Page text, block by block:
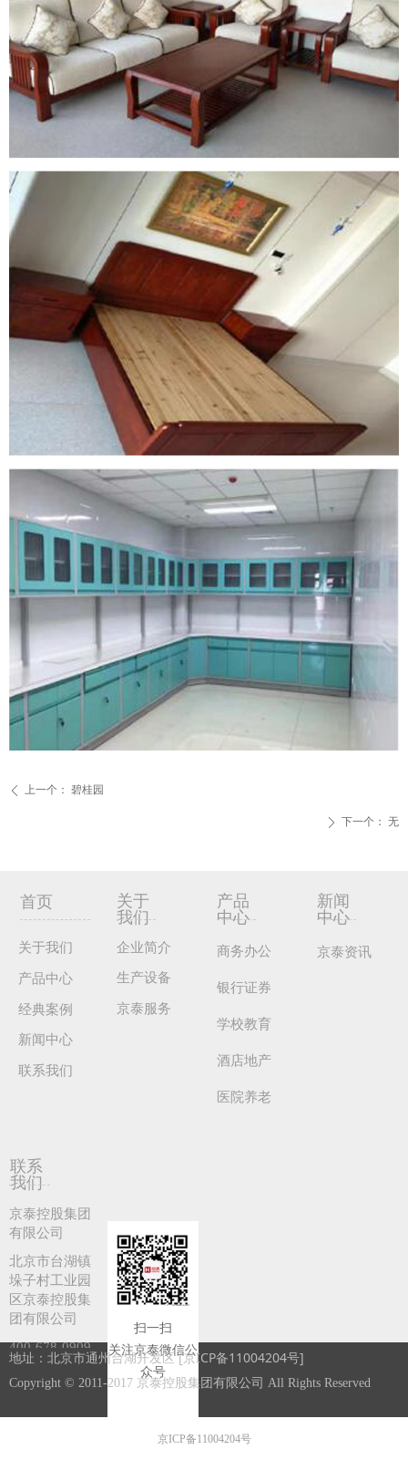
ꄴ 上一个： 碧桂园
ꄲ 下一个： 无
企业简介
生产设备
京泰服务
首页
关于
我们
产品
中心
新闻
中心
联系
我们
商务办公
银行证券
学校教育
酒店地产
医院养老
关于我们
产品中心
经典案例
新闻中心
联系我们
京泰资讯
扫一扫
关注京泰微信公
众号
京泰控股集团
有限公司
北京市台湖镇
垛子村工业园
区京泰控股集
团有限公司
400-678-0909
970956008@qq.com
Copyright © 2011-2017 京泰控股集团有限公司 All Rights Reserved
地址：北京市通州台湖开发区[京ICP备11004204号]
京ICP备11004204号